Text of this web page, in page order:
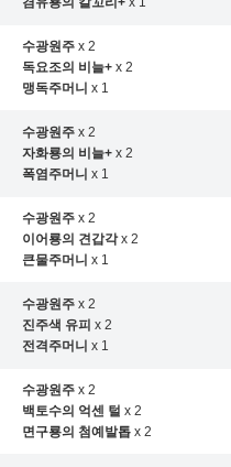
수광원주 x 2
독요조의 비늘+ x 2
맹독주머니 x 1
수광원주 x 2
자화룡의 비늘+ x 2
폭염주머니 x 1
수광원주 x 2
이어룡의 견갑각x 2
큰물주머니 x 1
수광원주 x 2
진주색 유피 x 2
전격주머니 x 1
수광원주 x 2
백토수의 억센 털 x 2
면구룡의 첨예발톱 x 2